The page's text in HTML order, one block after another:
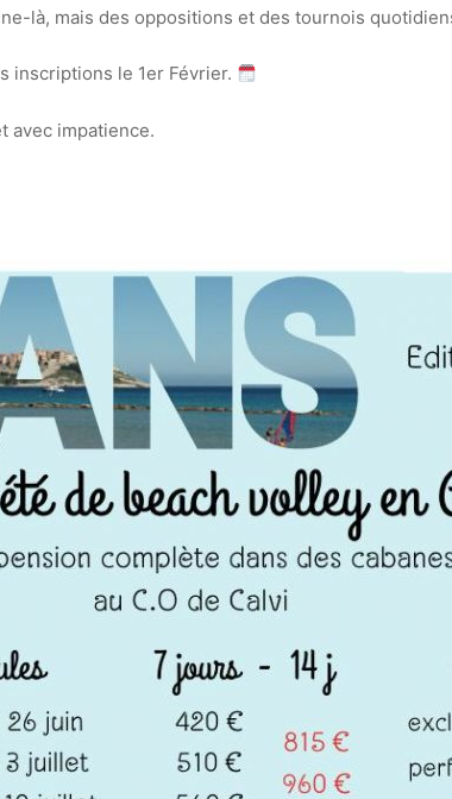
là, mais des oppositions et des tournois
inscriptions le 1er Février.
avec impatience.